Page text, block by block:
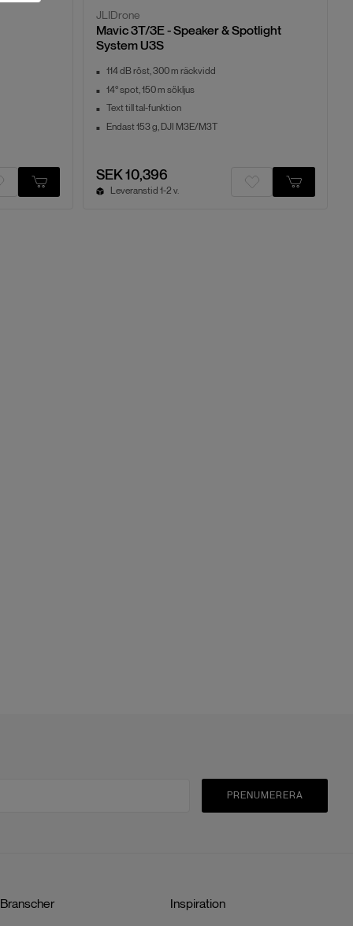
JLIDrone
Mavic 3T/3E - Speaker & Spotlight
System U3S
114 dB röst, 300 m räckvidd
14° spot, 150 m sökljus
Text till tal-funktion
Endast 153 g, DJI M3E/M3T
SEK 10,396
Leveranstid 1-2 v.
PRENUMERERA
Branscher Inspiration